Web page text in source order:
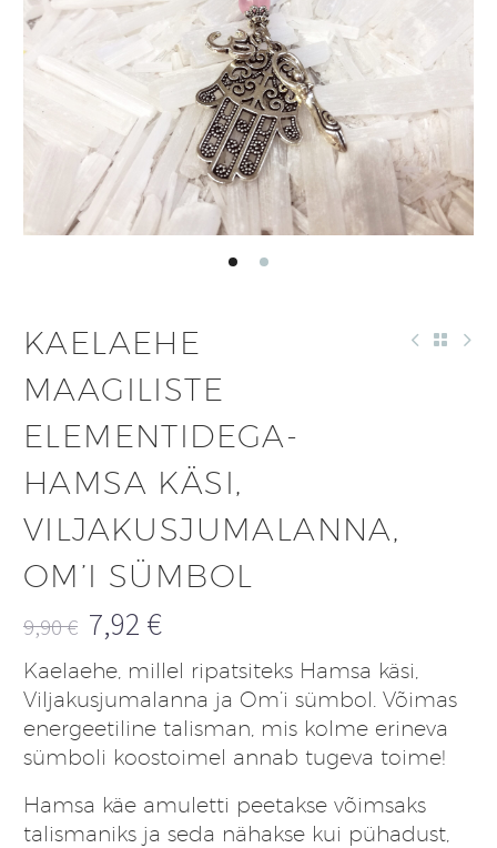
KAELAEHE
MAAGILISTE
ELEMENTIDEGA-
HAMSA KÄSI,
VILJAKUSJUMALANNA,
OM’I SÜMBOL
9,90€
Algne
hind
oli:
9,90 €.
7,92 €
Praegune
hind
on:
7,92 €.
Kaelaehe, millel ripatsiteks Hamsa käsi,
Viljakusjumalanna ja Om’i sümbol. Võimas
energeetiline talisman, mis kolme erineva
sümboli koostoimel annab tugeva toime!
Hamsa käe amuletti peetakse võimsaks
talismaniks ja seda nähakse kui pühadust,